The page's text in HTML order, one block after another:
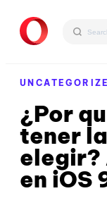
¿Por
tener
elegir?
en iOS